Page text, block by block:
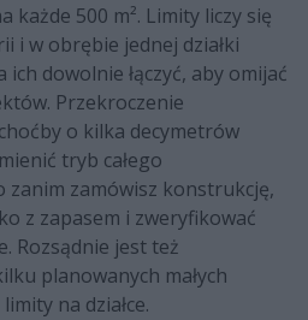
każde 500 m². Limity liczy się
i w obrębie jednej działki
dowolnie łączyć, aby omijać
Przekroczenie
o kilka decymetrów
tryb całego
zanim zamówisz konstrukcję,
z zapasem i zweryfikować
Rozsądnie jest też
planowanych małych
na działce.